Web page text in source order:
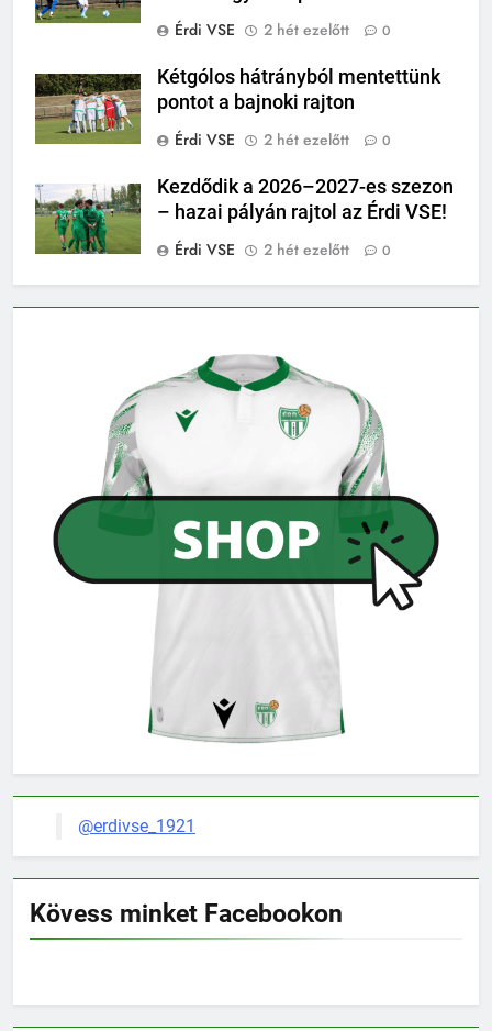
Érdi VSE
2 hét ezelőtt 0
Kétgólos hátrányból mentettünk
pontot a bajnoki rajton
Érdi VSE
2 hét ezelőtt 0
Kezdődik a 2026–2027-es szezon
– hazai pályán rajtol az Érdi VSE!
Érdi VSE
2 hét ezelőtt 0
@erdivse_1921
Kövess minket Facebookon